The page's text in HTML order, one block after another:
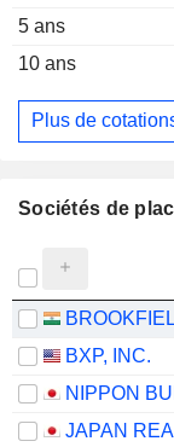
5 ans
10 ans
Plus de
Sociétés de
BXP, INC.